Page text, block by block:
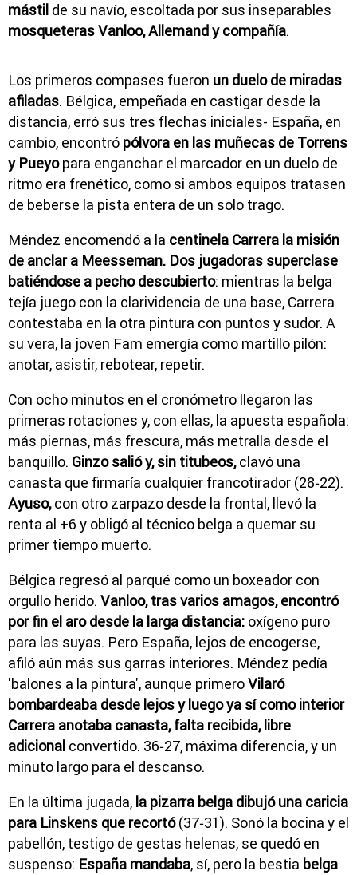
mástil de su navío, escoltada por sus inseparables
mosqueteras Vanloo, Allemand y compañía.
Los primeros compases fueron un duelo de miradas
afiladas. Bélgica, empeñada en castigar desde la
distancia, erró sus tres flechas iniciales- España, en
cambio, encontró pólvora en las muñecas de Torrens
y Pueyopara enganchar el marcador en un duelo de
ritmo era frenético, como si ambos equipos tratasen
de beberse la pista entera de un solo trago.
Méndez encomendó a la centinela Carrera la misión
de anclar a Meesseman. Dos jugadoras superclase
batiéndose a pecho descubierto: mientras la belga
tejía juego con la clarividencia de una base, Carrera
contestaba en la otra pintura con puntos y sudor. A
su vera, la joven Fam emergía como martillo pilón:
anotar, asistir, rebotear, repetir.
Con ocho minutos en el cronómetro llegaron las
primeras rotaciones y, con ellas, la apuesta española:
más piernas, más frescura, más metralla desde el
banquillo. Ginzo salió y, sin titubeos,clavó una
canasta que firmaría cualquier francotirador (28‑22).
Ayuso,con otro zarpazo desde la frontal, llevó la
renta al +6 y obligó al técnico belga a quemar su
primer tiempo muerto.
Bélgica regresó al parqué como un boxeador con
orgullo herido. Vanloo, tras varios amagos, encontró
por fin el aro desde la larga distancia: oxígeno puro
para las suyas. Pero España, lejos de encogerse,
afiló aún más sus garras interiores. Méndez pedía
'balones a la pintura', aunque primeroVilaró
bombardeaba desde lejos y luego ya sí como interior
Carrera anotaba canasta, falta recibida, libre
adicional convertido. 36‑27, máxima diferencia, y un
minuto largo para el descanso.
En la última jugada, la pizarra belga dibujó una caricia
para Linskens que recortó(37‑31). Sonó la bocina y el
pabellón, testigo de gestas helenas, se quedó en
suspenso: España mandaba, sí, pero la bestia belga